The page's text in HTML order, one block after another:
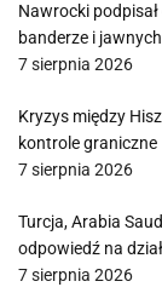
Nawrocki
banderze i
7 sierpnia 2026
Kryzys między
kontrole graniczne
7 sierpnia 2026
Turcja, Arabia
odpowiedź na
7 sierpnia 2026